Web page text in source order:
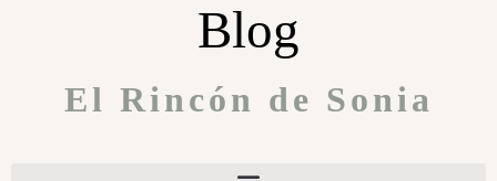
Blog
El Rincón de Sonia